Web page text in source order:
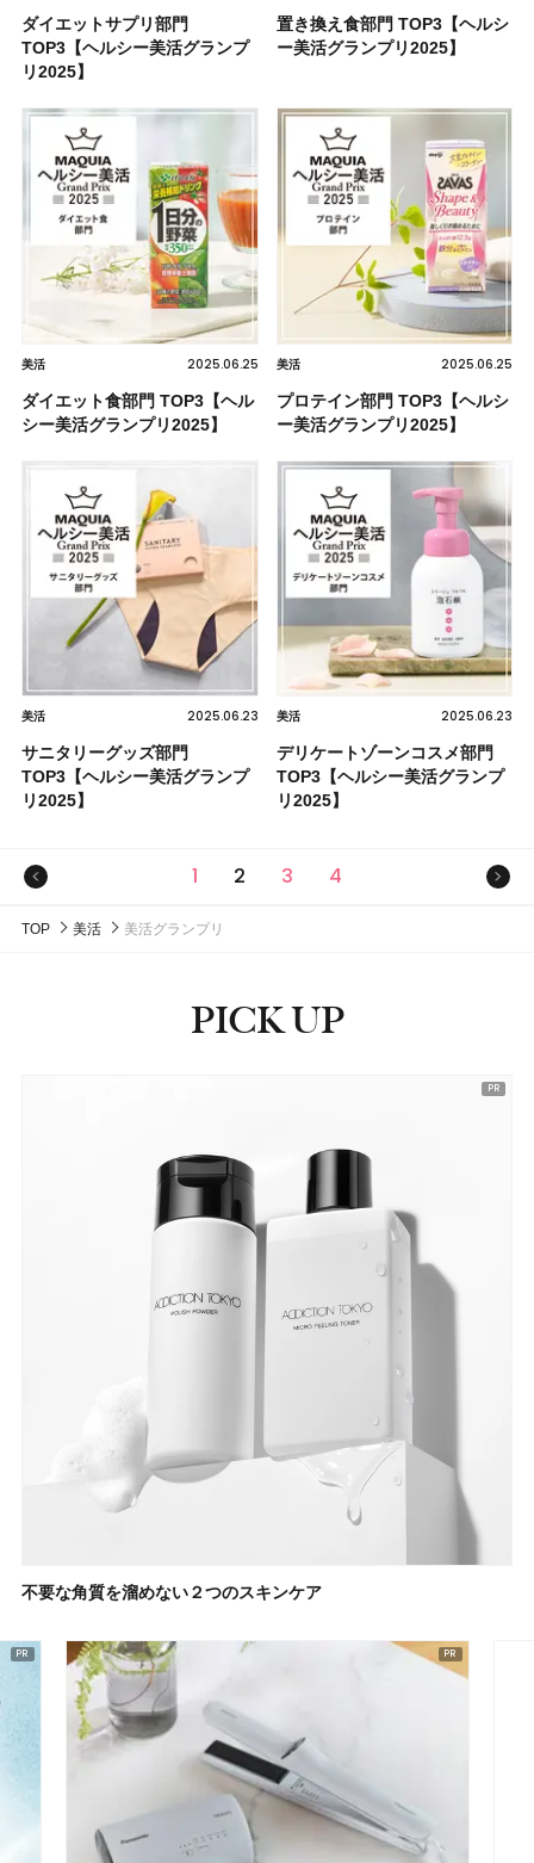
ダイエットサプリ部門
TOP3【ヘルシー美活グランプ
リ2025】
置き換え食部門 TOP3【ヘルシ
ー美活グランプリ2025】
美活 2025.06.25
ダイエット食部門 TOP3【ヘル
シー美活グランプリ2025】
美活 2025.06.25
プロテイン部門 TOP3【ヘルシ
ー美活グランプリ2025】
美活 2025.06.23
サニタリーグッズ部門
TOP3【ヘルシー美活グランプ
リ2025】
美活 2025.06.23
デリケートゾーンコスメ部門
TOP3【ヘルシー美活グランプ
リ2025】
前のページ 1 2 3 4 次の
TOP 美活 美活グランプリ
PICK UP
不要な角質を溜めない２つのスキンケア